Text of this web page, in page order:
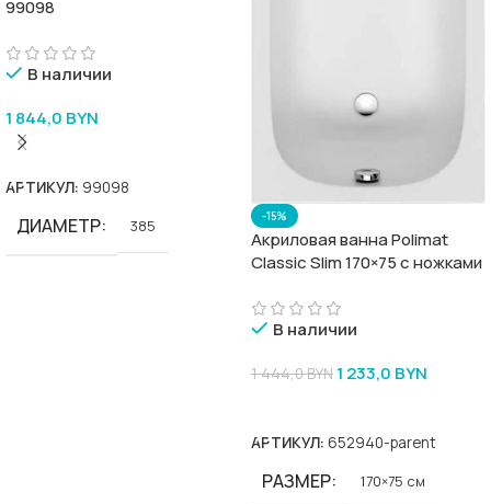
99098
В наличии
1 844,0 BYN
В Корзину
АРТИКУЛ: 99098
ДИАМЕТР 385
-15%
Акриловая ванна Polimat
Classic Slim 170×75 с ножками
В наличии
1 444,0BYN 1 233,0 BYN
АРТИКУЛ: 652940-parent
РАЗМЕР 170×75 см